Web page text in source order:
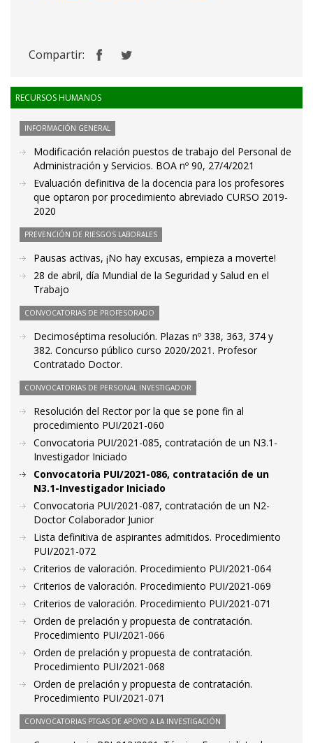
Compartir:
RECURSOS HUMANOS
INFORMACIÓN GENERAL
Modificación relación puestos de trabajo del Personal de
Administración y Servicios. BOA nº 90, 27/4/2021
Evaluación definitiva de la docencia para los profesores
que optaron por procedimiento abreviado CURSO 2019-
2020
PREVENCIÓN DE RIESGOS LABORALES
Pausas activas, ¡No hay excusas, empieza a moverte!
28 de abril, día Mundial de la Seguridad y Salud en el
Trabajo
CONVOCATORIAS DE PROFESORADO
Decimoséptima resolución. Plazas nº 338, 363, 374 y
382. Concurso público curso 2020/2021. Profesor
Contratado Doctor.
CONVOCATORIAS DE PERSONAL INVESTIGADOR
Resolución del Rector por la que se pone fin al
procedimiento PUI/2021-060
Convocatoria PUI/2021-085, contratación de un N3.1-
Investigador Iniciado
Convocatoria PUI/2021-086, contratación de un
N3.1-Investigador Iniciado
Convocatoria PUI/2021-087, contratación de un N2-
Doctor Colaborador Junior
Lista definitiva de aspirantes admitidos. Procedimiento
PUI/2021-072
Criterios de valoración. Procedimiento PUI/2021-064
Criterios de valoración. Procedimiento PUI/2021-069
Criterios de valoración. Procedimiento PUI/2021-071
Orden de prelación y propuesta de contratación.
Procedimiento PUI/2021-066
Orden de prelación y propuesta de contratación.
Procedimiento PUI/2021-068
Orden de prelación y propuesta de contratación.
Procedimiento PUI/2021-071
CONVOCATORIAS PTGAS DE APOYO A LA INVESTIGACIÓN